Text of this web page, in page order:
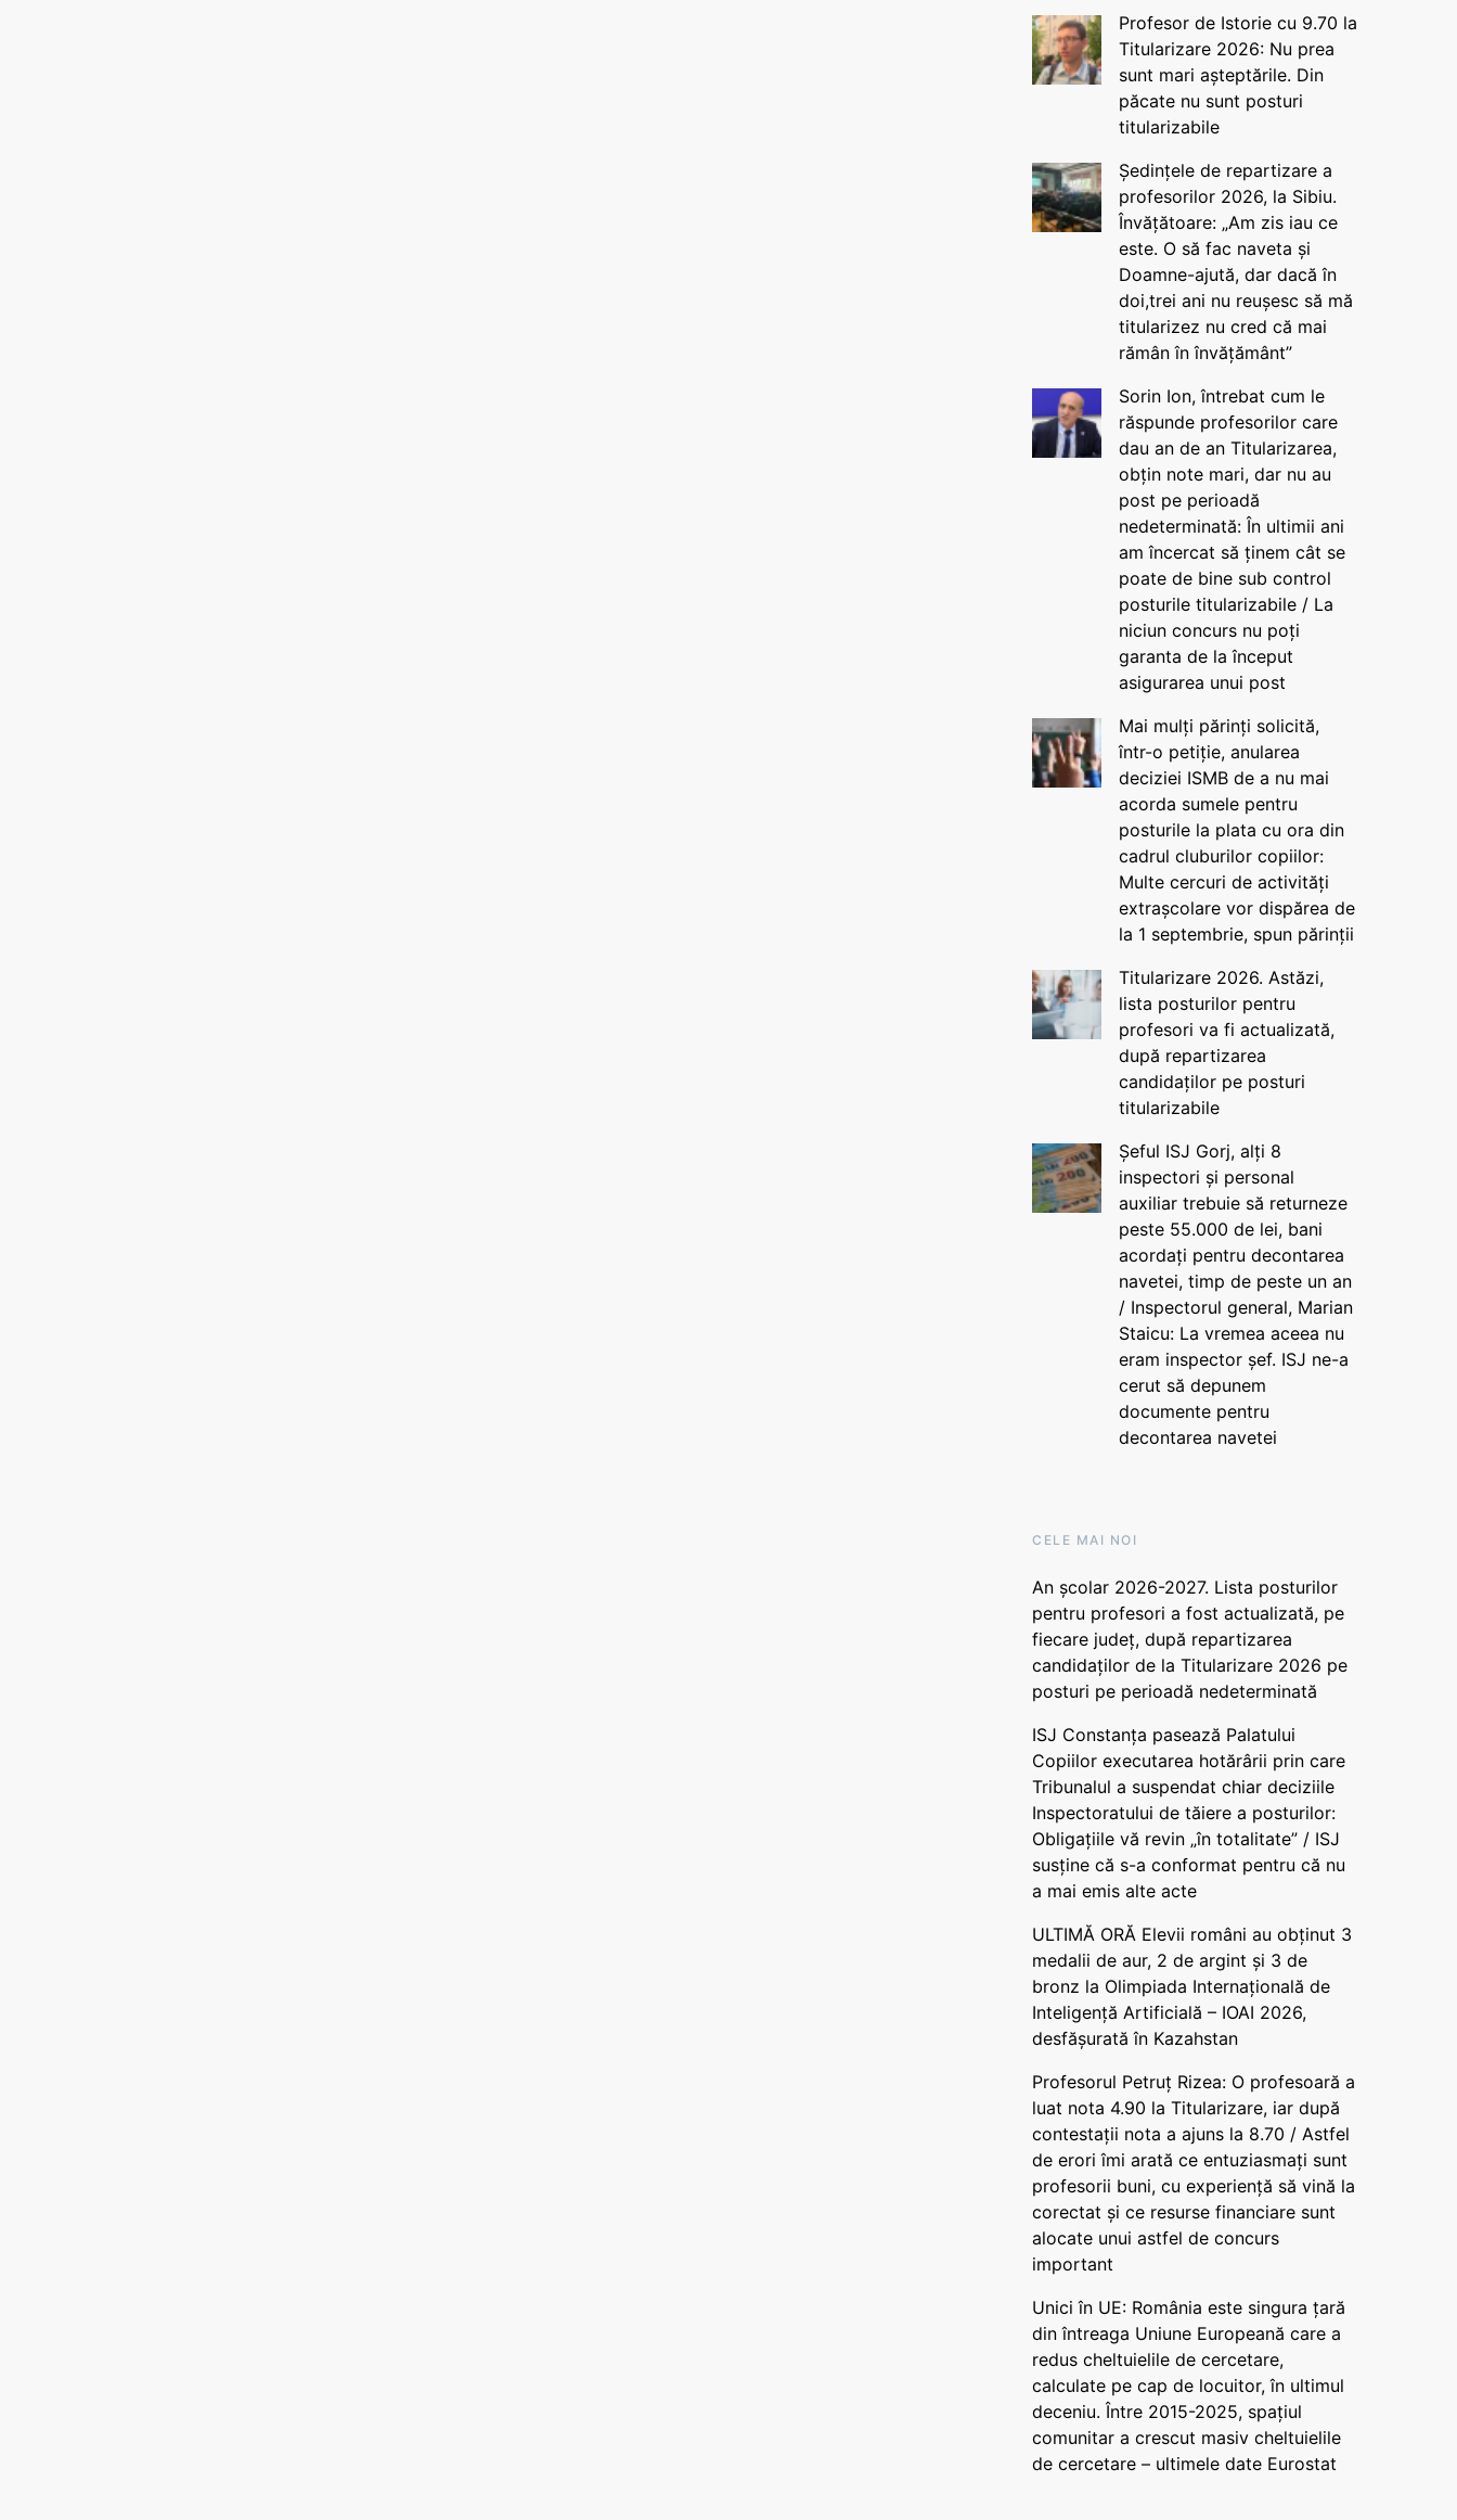
Profesor de Istorie cu 9.70 la
Titularizare 2026: Nu prea
sunt mari așteptările. Din
păcate nu sunt posturi
titularizabile
Ședințele de repartizare a
profesorilor 2026, la Sibiu.
Învățătoare: „Am zis iau ce
este. O să fac naveta și
Doamne-ajută, dar dacă în
doi,trei ani nu reușesc să mă
titularizez nu cred că mai
rămân în învățământ”
Sorin Ion, întrebat cum le
răspunde profesorilor care
dau an de an Titularizarea,
obțin note mari, dar nu au
post pe perioadă
nedeterminată: În ultimii ani
am încercat să ținem cât se
poate de bine sub control
posturile titularizabile / La
niciun concurs nu poți
garanta de la început
asigurarea unui post
Mai mulți părinți solicită,
într-o petiție, anularea
deciziei ISMB de a nu mai
acorda sumele pentru
posturile la plata cu ora din
cadrul cluburilor copiilor:
Multe cercuri de activități
extrașcolare vor dispărea de
la 1 septembrie, spun părinții
Titularizare 2026. Astăzi,
lista posturilor pentru
profesori va fi actualizată,
după repartizarea
candidaților pe posturi
titularizabile
Șeful ISJ Gorj, alți 8
inspectori și personal
auxiliar trebuie să returneze
peste 55.000 de lei, bani
acordați pentru decontarea
navetei, timp de peste un an
/ Inspectorul general, Marian
Staicu: La vremea aceea nu
eram inspector șef. ISJ ne-a
cerut să depunem
documente pentru
decontarea navetei
CELE MAI NOI
An școlar 2026-2027. Lista posturilor
pentru profesori a fost actualizată, pe
fiecare județ, după repartizarea
candidaților de la Titularizare 2026 pe
posturi pe perioadă nedeterminată
ISJ Constanța pasează Palatului
Copiilor executarea hotărârii prin care
Tribunalul a suspendat chiar deciziile
Inspectoratului de tăiere a posturilor:
Obligațiile vă revin „în totalitate” / ISJ
susține că s-a conformat pentru că nu
a mai emis alte acte
ULTIMĂ ORĂ Elevii români au obținut 3
medalii de aur, 2 de argint și 3 de
bronz la Olimpiada Internațională de
Inteligență Artificială – IOAI 2026,
desfășurată în Kazahstan
Profesorul Petruț Rizea: O profesoară a
luat nota 4.90 la Titularizare, iar după
contestații nota a ajuns la 8.70 / Astfel
de erori îmi arată ce entuziasmați sunt
profesorii buni, cu experiență să vină la
corectat și ce resurse financiare sunt
alocate unui astfel de concurs
important
Unici în UE: România este singura țară
din întreaga Uniune Europeană care a
redus cheltuielile de cercetare,
calculate pe cap de locuitor, în ultimul
deceniu. Între 2015-2025, spațiul
comunitar a crescut masiv cheltuielile
de cercetare – ultimele date Eurostat